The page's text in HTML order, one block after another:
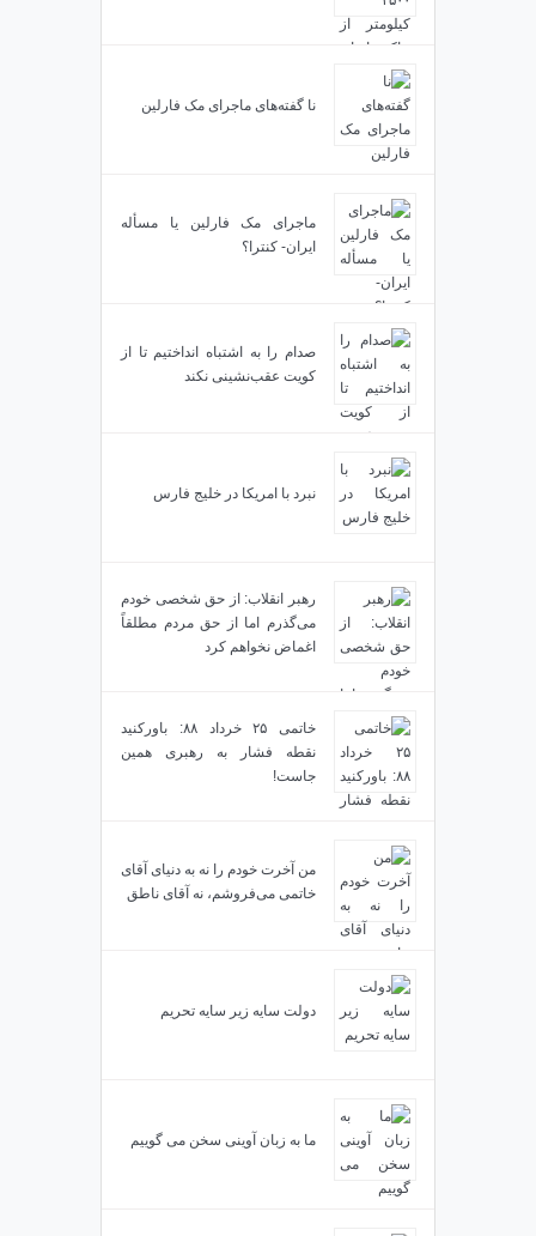
نا گفته‌های ماجرای مک فارلین
ماجرای مک فارلین یا مسأله
ایران- کنترا؟
صدام را به اشتباه انداختیم تا از
کویت عقب‌نشینی نکند
نبرد با امریکا در خلیج فارس
رهبر انقلاب: از حق شخصی خودم
می‌گذرم اما از حق مردم مطلقاً
اغماض نخواهم کرد
خاتمی ۲۵ خرداد ۸۸: باورکنید
نقطه فشار به رهبری همین
جاست!
من آخرت خودم را نه به دنیای آقای
خاتمی می‌فروشم، نه آقای ناطق
دولت سایه زیر سایه تحریم
ما به زبان آوینی سخن می گوییم